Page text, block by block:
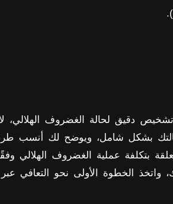
دقيق لحالة الغضروف الهلالي،
بشكل شامل، ويوضح لك أنسب
بتكلفة عملية الغضروف الهلالي
واتخذ الخطوة الأولى نحو التعافي عبر